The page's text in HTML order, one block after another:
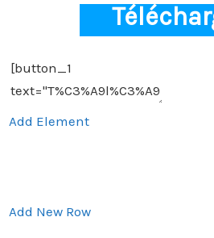
Add Element
Add New Row